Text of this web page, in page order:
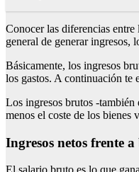
Conocer las diferencias entre
general de generar ingresos,
Básicamente, los ingresos
los gastos. A continuación te
Los ingresos brutos -también
menos el coste de los bienes
Ingresos netos frente a